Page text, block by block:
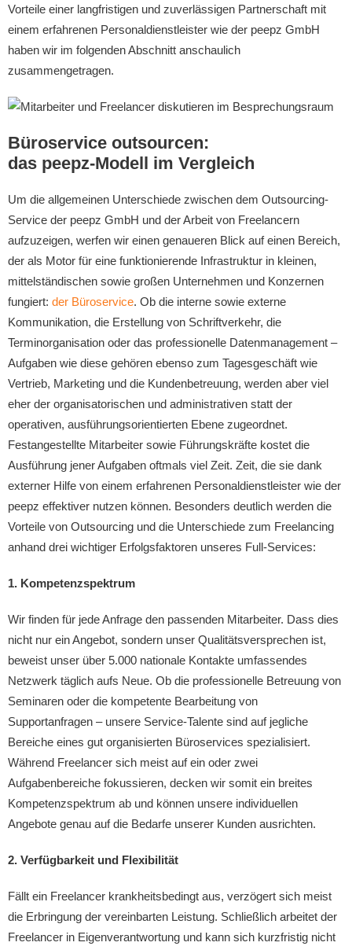
Vorteile einer langfristigen und zuverlässigen Partnerschaft mit
einem erfahrenen Personaldienstleister wie der peepz GmbH
haben wir im folgenden Abschnitt anschaulich
zusammengetragen.
Büroservice outsourcen:
das peepz-Modell im Vergleich
Um die allgemeinen Unterschiede zwischen dem Outsourcing-
Service der peepz GmbH und der Arbeit von Freelancern
aufzuzeigen, werfen wir einen genaueren Blick auf einen Bereich,
der als Motor für eine funktionierende Infrastruktur in kleinen,
mittelständischen sowie großen Unternehmen und Konzernen
fungiert: der Büroservice. Ob die interne sowie externe
Kommunikation, die Erstellung von Schriftverkehr, die
Terminorganisation oder das professionelle Datenmanagement –
Aufgaben wie diese gehören ebenso zum Tagesgeschäft wie
Vertrieb, Marketing und die Kundenbetreuung, werden aber viel
eher der organisatorischen und administrativen statt der
operativen, ausführungsorientierten Ebene zugeordnet.
Festangestellte Mitarbeiter sowie Führungskräfte kostet die
Ausführung jener Aufgaben oftmals viel Zeit. Zeit, die sie dank
externer Hilfe von einem erfahrenen Personaldienstleister wie der
peepz effektiver nutzen können. Besonders deutlich werden die
Vorteile von Outsourcing und die Unterschiede zum Freelancing
anhand drei wichtiger Erfolgsfaktoren unseres Full-Services:
1. Kompetenzspektrum
Wir finden für jede Anfrage den passenden Mitarbeiter. Dass dies
nicht nur ein Angebot, sondern unser Qualitätsversprechen ist,
beweist unser über 5.000 nationale Kontakte umfassendes
Netzwerk täglich aufs Neue. Ob die professionelle Betreuung von
Seminaren oder die kompetente Bearbeitung von
Supportanfragen – unsere Service-Talente sind auf jegliche
Bereiche eines gut organisierten Büroservices spezialisiert.
Während Freelancer sich meist auf ein oder zwei
Aufgabenbereiche fokussieren, decken wir somit ein breites
Kompetenzspektrum ab und können unsere individuellen
Angebote genau auf die Bedarfe unserer Kunden ausrichten.
2. Verfügbarkeit und Flexibilität
Fällt ein Freelancer krankheitsbedingt aus, verzögert sich meist
die Erbringung der vereinbarten Leistung. Schließlich arbeitet der
Freelancer in Eigenverantwortung und kann sich kurzfristig nicht